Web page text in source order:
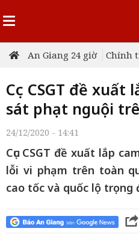
An Giang 24 giờ Chính
Cục CSGT đề
sát phạt nguội
24/12/2020 - 14:41
Cục CSGT đề xuất lắp
lỗi vi phạm trên toàn
cao tốc và quốc lộ trọng